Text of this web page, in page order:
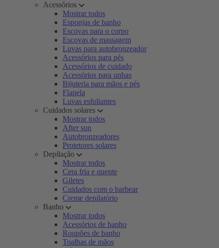
Acessórios
Mostrar todos
Esponjas de banho
Escovas para o corpo
Escovas de massagem
Luvas para autobronzeador
Acessórios para pés
Acessórios de cuidado
Acessórios para unhas
Bijuteria para mãos e pés
Flanela
Luvas esfoliantes
Cuidados solares
Mostrar todos
After sun
Autobronzeadores
Protetores solares
Depilação
Mostrar todos
Cera fria e quente
Giletes
Cuidados com o barbear
Creme depilatório
Banho
Mostrar todos
Acessórios de banho
Roupões de banho
Toalhas de mãos